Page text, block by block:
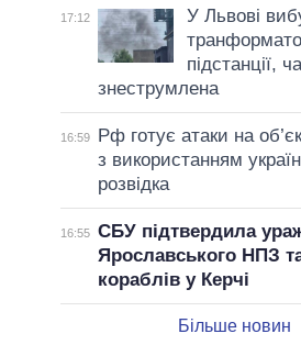
17:12
У Львові
підстанції,
знеструмлена
16:59
Рф готує атаки на
з використанням
розвідка
16:55 СБУ підтвердила
Ярославського НПЗ
кораблів у Керчі
Більше новин